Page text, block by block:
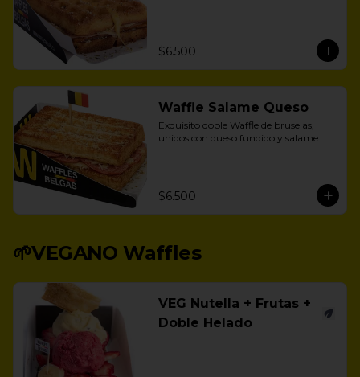
$6.500
Waffle Salame Queso
Exquisito doble Waffle de bruselas,
unidos con queso fundido y salame.
$6.500
🌱VEGANO Waffles
VEG Nutella + Frutas +
Doble Helado